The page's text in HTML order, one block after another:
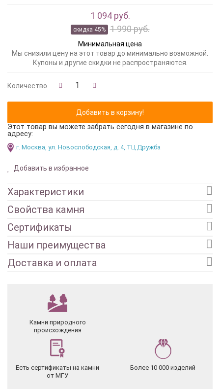
1 094 руб.
скидка 45% 1 990 руб.
Минимальная цена
Мы снизили цену на этот товар до минимально возможной.
Купоны и другие скидки не распространяются.
Количество
Этот товар вы можете забрать сегодня в магазине по
адресу:
г. Москва, ул. Новослободская, д. 4, ТЦ Дружба
Добавить в избранное
Характеристики
Свойства камня
Сертификаты
Наши преимущества
Доставка и оплата
Камни природного
происхождения
Есть сертификаты на камни
от МГУ
Более 10 000 изделий